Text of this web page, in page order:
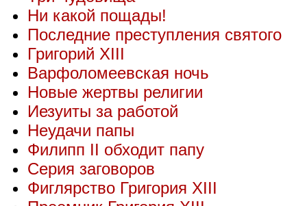
Ни какой пощады!
Последние преступления святого
Григорий XIII
Варфоломеевская ночь
Новые жертвы религии
Иезуиты за работой
Неудачи папы
Филипп II обходит папу
Серия заговоров
Фиглярство Григория XIII